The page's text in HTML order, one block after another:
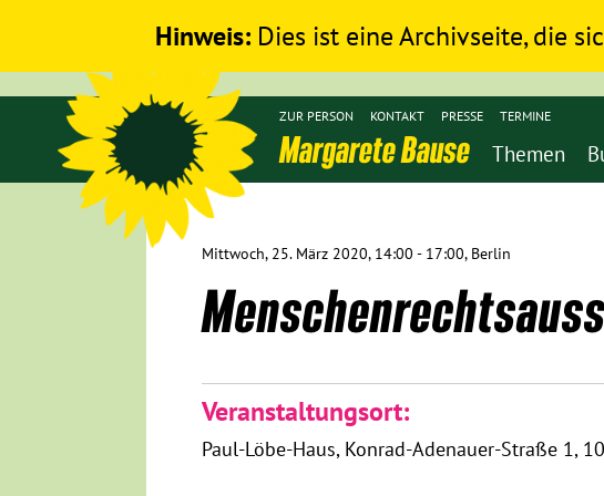
Hinweis: Dies ist eine Archivseite, die
Margarete Bause Themen
ZUR PERSON KONTAKT PRESSE TERMINE
Mittwoch, 25. März 2020, 14:00 - 17:00, Berlin
Veranstaltungsort:
Paul-Löbe-Haus Konrad-Adenauer-Straße 1